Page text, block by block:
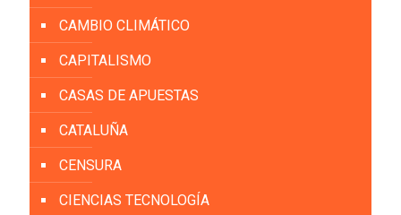
CAMBIO CLIMÁTICO
CAPITALISMO
CASAS DE APUESTAS
CATALUÑA
CENSURA
CIENCIAS TECNOLOGÍA